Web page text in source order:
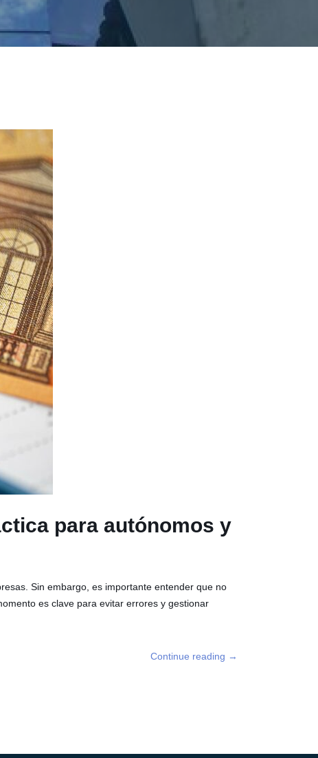
para autónomos y
Sin embargo, es importante entender que no
es clave para evitar errores y gestionar
Continue reading →